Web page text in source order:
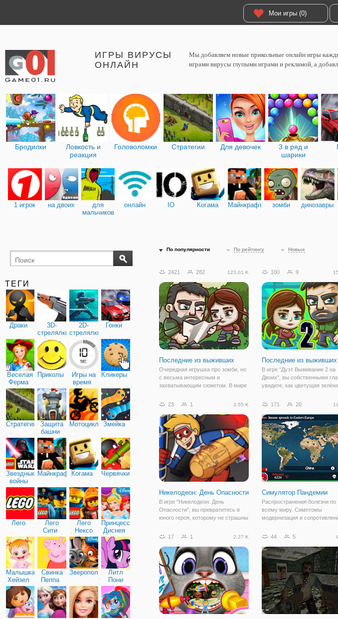
Мои игры (0)
ИГРЫ ВИРУСЫ
ОНЛАЙН
Мы добавляем новые прикольные онлайн игры
играми вирусы глупыми играми и рекламой, а
Бродилки
Ловкость и
реакция
Головоломки Стратегии Для девочек
3 в ряд и
шарики
1 игрок на двоих
для
мальчиков
онлайн IO Когама Майнкрафт зомби динозавры
ТЕГИ
Драки
3D-
стрелялки
2D-
стрелялки
Гонки
Веселая
Ферма
Приколы
Игры на
время
Кликеры
Стратегия
Защита
башни
МотоциклыЗмейка
Звездные
войны
МайнкрафтКогама Червячки
Лего
Лего
Сити
Лего
Нексо
Найтс
Принцессы
Диснея
Малышка
Хейзел
Свинка
Пеппа
Зверополис
Литл
Пони
Дружба
По популярности По рейтингу Новые
2421 282 123.01 K
Последние из выживших
Очередная игрушка про зомби, но
с весьма интересным и
захватывающим сюжетом. В мире
вокруг бояться и бегут от
несколько общин, которые ведут
оседлый образ
100 9
Последние из
В игре "Дуэт Выживание 2 на
Двоих", вы собственными
увидите, как цветущая
превратиться в поле битвы за
обрушился страшный вирус.
несколько дней он
23 1 3.55 K
Никелодеон: День Опасности
В игре "Никелодеон: День
Опасности", вы превратитесь в
юного героя, которому не страшны
Малый вместе с Капитаном Челом
родной Холмогорск от злодеев. В
этот раз
171 20
Симулятор Пандемии
Распространения болезни по
всему миру. Симптомы
модернизация и
людей. Это веселая
может помочь научить, как
болезни распространяются
миру.
17 1 2.27 K 44 5